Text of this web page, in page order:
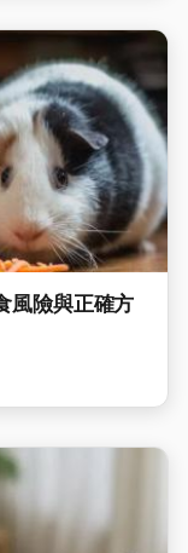
風險與正確方